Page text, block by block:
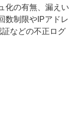
化の有無、漏えい
数制限やIPアドレ
などの不正ログ